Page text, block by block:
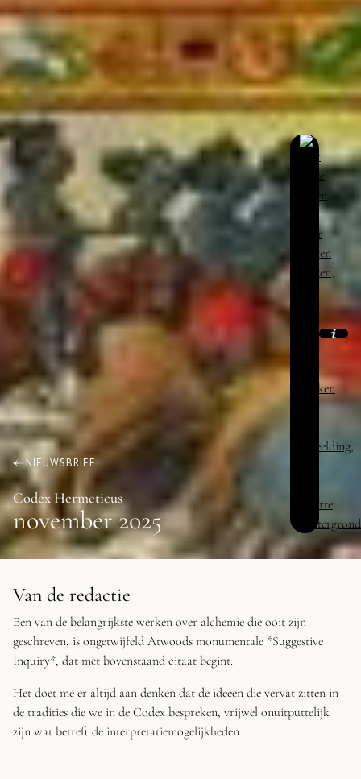
NIEUWSBRIEF
Codex Hermeticus
november 2025
Van de redactie
Een van de belangrijkste werken over alchemie die ooit zijn
geschreven, is ongetwijfeld Atwoods monumentale *Suggestive
Inquiry*, dat met bovenstaand citaat begint.
Het doet me er altijd aan denken dat de ideeën die vervat zitten in
de tradities die we in de Codex bespreken, vrijwel onuitputtelijk
zijn wat betreft de interpretatiemogelijkheden